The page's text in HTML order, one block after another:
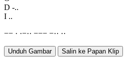
D -..
I ..
−− · ·−·· −−− −·· ··
Unduh Gambar Salin ke Papan Klip